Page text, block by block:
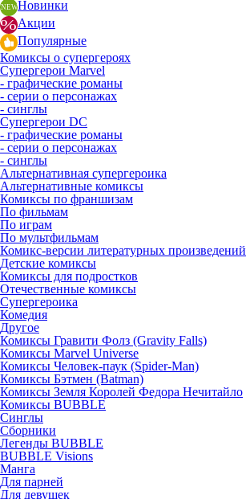
Новинки
Акции
Популярные
Комиксы о супергероях
Супергерои Marvel
- графические романы
- серии о персонажах
- синглы
Супергерои DC
- графические романы
- серии о персонажах
- синглы
Альтернативная супергероика
Альтернативные комиксы
Комиксы по франшизам
По фильмам
По играм
По мультфильмам
Комикс-версии литературных произведений
Детские комиксы
Комиксы для подростков
Отечественные комиксы
Супергероика
Комедия
Другое
Комиксы Гравити Фолз (Gravity Falls)
Комиксы Marvel Universe
Комиксы Человек-паук (Spider-Man)
Комиксы Бэтмен (Batman)
Комиксы Земля Королей Федора Нечитайло
Комиксы BUBBLE
Синглы
Сборники
Легенды BUBBLE
BUBBLE Visions
Манга
Для парней
Для девушек